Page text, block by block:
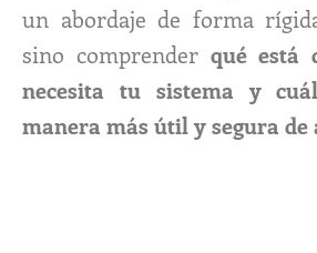
un abordaje de forma
sino comprender qué está
necesita tu sistema y
manera más útil y segura de